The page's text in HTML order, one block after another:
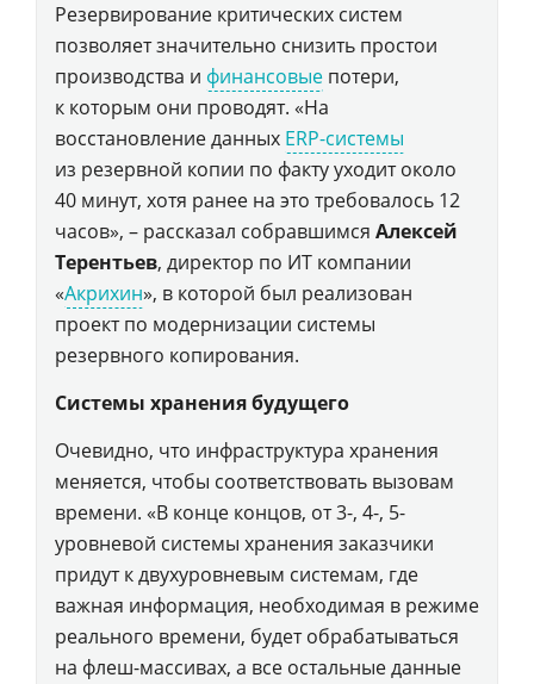
Резервирование критических систем
позволяет значительно снизить простои
производства и финансовые потери,
к которым они проводят. «На
восстановление данных ERP-системы
из резервной копии по факту уходит около
40 минут, хотя ранее на это требовалось 12
часов», – рассказал собравшимся Алексей
Терентьев, директор по ИТ компании
«Акрихин», в которой был реализован
проект по модернизации системы
резервного копирования.
Системы хранения будущего
Очевидно, что инфраструктура хранения
меняется, чтобы соответствовать вызовам
времени. «В конце концов, от 3-, 4-, 5-
уровневой системы хранения заказчики
придут к двухуровневым системам, где
важная информация, необходимая в режиме
реального времени, будет обрабатываться
на флеш-массивах, а все остальные данные